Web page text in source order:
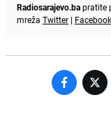
Radiosarajevo.bapratite
mreža Twitter | Facebook